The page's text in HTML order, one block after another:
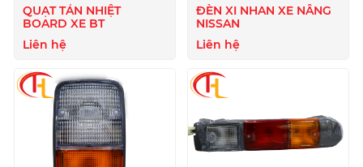
QUẠT TẢN NHIỆT
BOARD XE BT
Liên hệ
ĐÈN XI NHAN XE NÂNG
NISSAN
Liên hệ